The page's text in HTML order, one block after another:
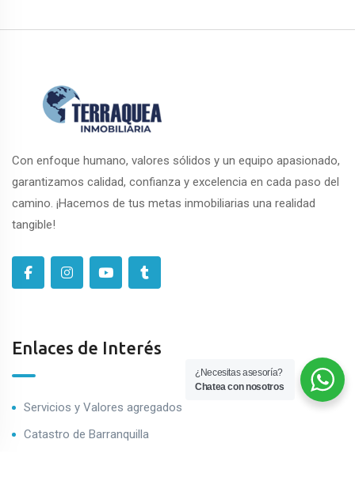
Con enfoque humano, valores sólidos y un equipo apasionado,
garantizamos calidad, confianza y excelencia en cada paso del
camino. ¡Hacemos de tus metas inmobiliarias una realidad
tangible!
Enlaces de Interés
Servicios y Valores agregados
Catastro de Barranquilla
¿Necesitas asesoría?
Chatea con nosotros